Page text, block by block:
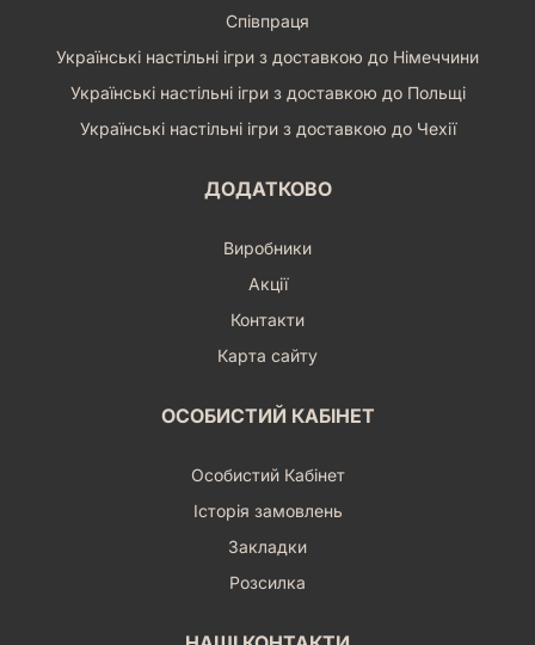
Співпраця
Українські настільні ігри з доставкою до Німеччини
Українські настільні ігри з доставкою до Польщі
Українські настільні ігри з доставкою до Чехії
ДОДАТКОВО
Виробники
Акції
Контакти
Карта сайту
ОСОБИСТИЙ КАБІНЕТ
Особистий Кабінет
Історія замовлень
Закладки
Розсилка